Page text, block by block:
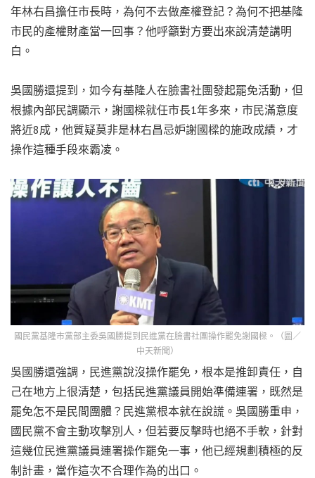
年林右昌擔任市長時，為何不去做產權登記？為何不把基隆
市民的產權財產當一回事？他呼籲對方要出來說清楚講明
白。
吳國勝還提到，如今有基隆人在臉書社團發起罷免活動，但
根據內部民調顯示，謝國樑就任市長1年多來，市民滿意度
將近8成，他質疑莫非是林右昌忌妒謝國樑的施政成績，才
操作這種手段來霸凌。
國民黨基隆市黨部主委吳國勝提到民進黨在臉書社團操作罷免謝國樑。（圖／
中天新聞）
吳國勝還強調，民進黨說沒操作罷免，根本是推卸責任，自
己在地方上很清楚，包括民進黨議員開始準備連署，既然是
罷免怎不是民間團體？民進黨根本就在說謊。吳國勝重申，
國民黨不會主動攻擊別人，但若要反擊時也絕不手軟，針對
這幾位民進黨議員連署操作罷免一事，他已經規劃積極的反
制計畫，當作這次不合理作為的出口。